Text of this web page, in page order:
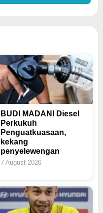
BUDI MADANI Diesel
Perkukuh
Penguatkuasaan,
kekang
penyelewengan
7 August 2026